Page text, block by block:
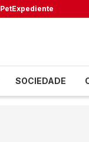
PetExpediente
SOCIEDADE